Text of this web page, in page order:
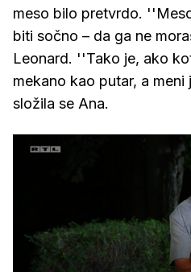
meso bilo pretvrdo.
biti sočno – da ga ne
Leonard. ''Tako je, ako
mekano kao putar, a
složila se Ana.